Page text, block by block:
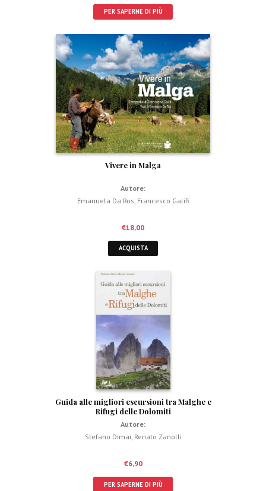
PER SAPERNE DI PIÙ
Vivere in Malga
Autore:
Emanuela Da Ros Francesco Galifi
€18,00
ACQUISTA
Guida alle migliori escursioni tra Malghe e
Rifugi delle Dolomiti
Autore:
Stefano Dimai, Renato Zanolli
€6,90
PER SAPERNE DI PIÙ